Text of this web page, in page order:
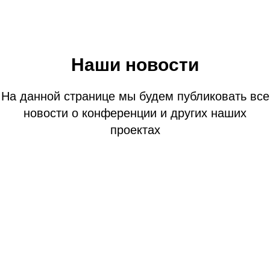
Наши новости
На данной странице мы будем публиковать все
новости о конференции и других наших
проектах